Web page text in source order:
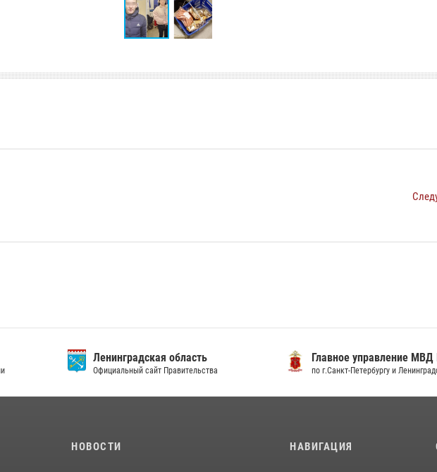
Ленинградская область
Официальный сайт Правительства
Главное управление МВД
по г.Санкт-Петербургу и
НОВОСТИ НАВИГАЦИЯ